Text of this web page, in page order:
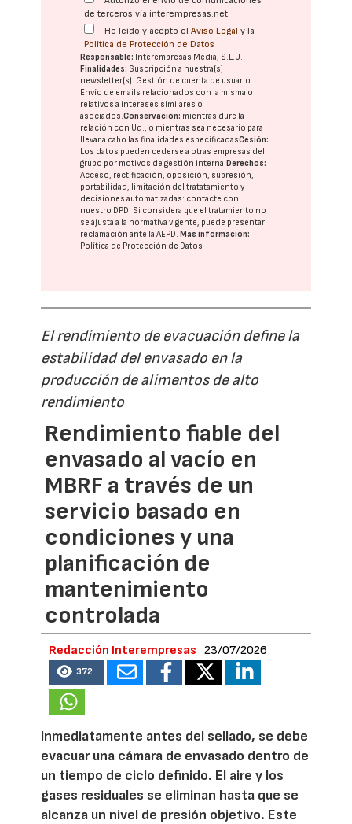
de terceros vía interempresas.net
He leído y acepto elAviso Legal y la
Política de Protección de Datos
Responsable: Interempresas Media, S.L.U.
Finalidades: Suscripción a nuestra(s)
newsletter(s). Gestión de cuenta de usuario.
Envío de emails relacionados con la misma o
relativos a intereses similares o
asociados.Conservación: mientras dure la
relación con Ud., o mientras sea necesario para
llevar a cabo las finalidades especificadasCesión:
Los datos pueden cederse a otras empresas del
grupo por motivos de gestión interna.Derechos:
Acceso, rectificación, oposición, supresión,
portabilidad, limitación del tratatamiento y
decisiones automatizadas: contacte con
nuestro DPD . Si considera que el tratamiento no
se ajusta a la normativa vigente, puede presentar
reclamación ante laAEPD .Más información:
Política de Protección de Datos
El rendimiento de evacuación define la
estabilidad del envasado en la
producción de alimentos de alto
rendimiento
Rendimiento fiable del
envasado al vacío en
MBRF a través de un
servicio basado en
condiciones y una
planificación de
mantenimiento
controlada
Redacción Interempresas 23/07/2026
372
Inmediatamente antes del sellado, se debe
evacuar una cámara de envasado dentro de
un tiempo de ciclo definido. El aire y los
gases residuales se eliminan hasta que se
alcanza un nivel de presión objetivo. Este